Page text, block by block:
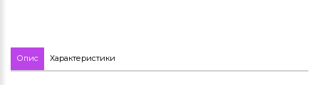
Опис Характеристики